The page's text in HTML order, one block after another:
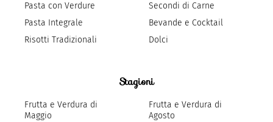
Pasta con Verdure
Pasta Integrale
Risotti Tradizionali
Secondi di Carne
Bevande e Cocktail
Dolci
Stagioni
Frutta e Verdura di
Maggio
Frutta e Verdura di
Agosto